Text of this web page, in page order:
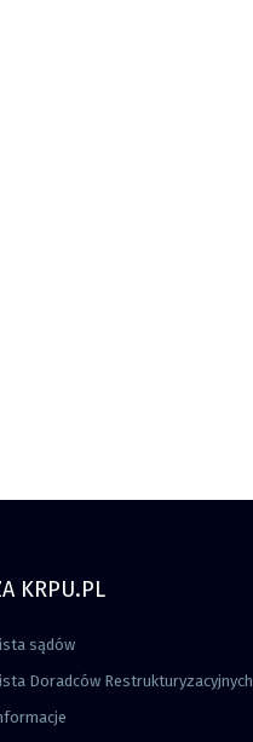
KRPU.PL
sądów
Doradców Restrukturyzacyjnych